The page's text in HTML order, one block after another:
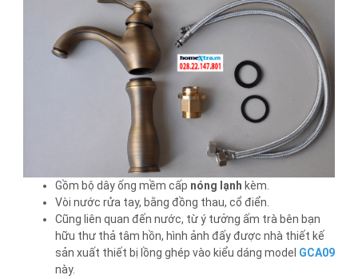
Gồm bộ dây ống mềm cấp nóng lạnh kèm.
Vòi nước rửa tay, bằng đồng thau, cổ điển.
Cũng liên quan đến nước, từ ý tưởng ấm trà bên bạn
hữu thư thả tâm hồn, hình ảnh đấy được nhà thiết kế
sản xuất thiết bị lồng ghép vào kiểu dáng model GCA09
này.